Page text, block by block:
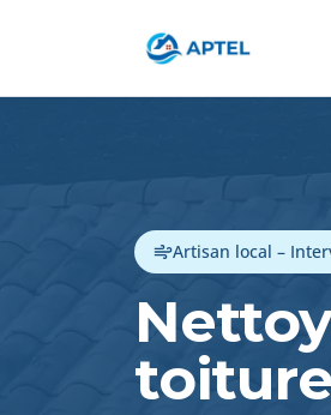
Artisan local –
toiture